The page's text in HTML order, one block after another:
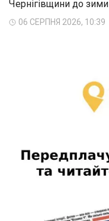
Чернігівщини до зими
06 СЕРПНЯ 2026, 10:39